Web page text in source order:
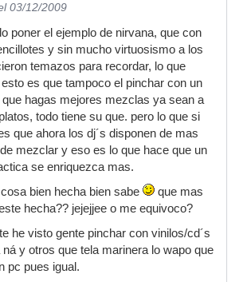
03/12/2009
poner el ejemplo de nirvana, que con
y sin mucho virtuosismo a los
temazos para recordar, lo que
es que tampoco el pinchar con un
hagas mejores mezclas ya sean a
todo tiene su que. pero lo que si
que ahora los dj´s disponen de mas
mezclar y eso es lo que hace que un
se enriquezca mas.
bien hecha bien sabe
que mas
hecha?? jejejjee o me equivoco?
he visto gente pinchar con vinilos/cd´s
y otros que tela marinera lo wapo que
pc pues igual.